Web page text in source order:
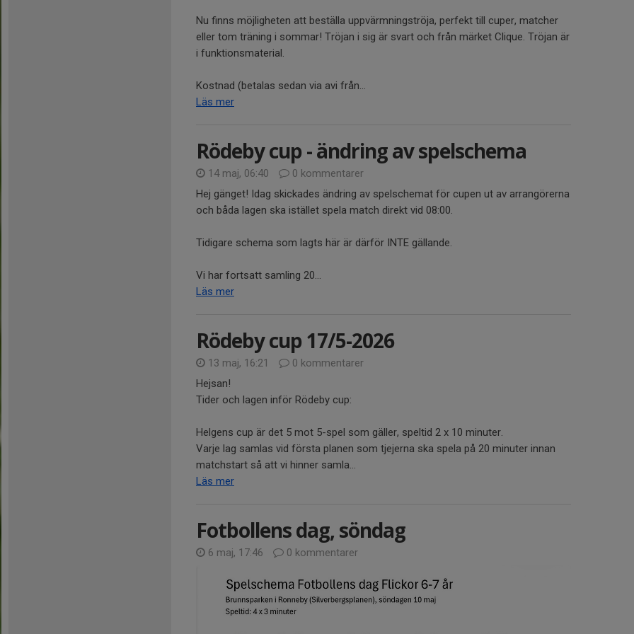
Nu finns möjligheten att beställa uppvärmningströja, perfekt till cuper, matcher
eller tom träning i sommar! Tröjan i sig är svart och från märket Clique. Tröjan är
i funktionsmaterial.
Kostnad (betalas sedan via avi från...
Läs mer
Rödeby cup - ändring av spelschema
14 maj, 06:40
0 kommentarer
Hej gänget! Idag skickades ändring av spelschemat för cupen ut av arrangörerna
och båda lagen ska istället spela match direkt vid 08:00.
Tidigare schema som lagts här är därför INTE gällande.
Vi har fortsatt samling 20...
Läs mer
Rödeby cup 17/5-2026
13 maj, 16:21
0 kommentarer
Hejsan!
Tider och lagen inför Rödeby cup:
Helgens cup är det 5 mot 5-spel som gäller, speltid 2 x 10 minuter.
Varje lag samlas vid första planen som tjejerna ska spela på 20 minuter innan
matchstart så att vi hinner samla...
Läs mer
Fotbollens dag, söndag
6 maj, 17:46 0 kommentarer